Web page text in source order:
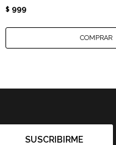
$ 999
SUSCRIBIRME